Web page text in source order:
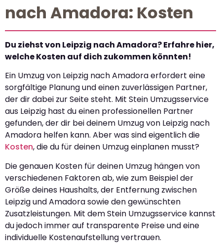
nach Amadora: Kosten
Du ziehst von Leipzig nach Amadora? Erfahre hier,
welche Kosten auf dich zukommen könnten!
Ein Umzug von Leipzig nach Amadora erfordert eine
sorgfältige Planung und einen zuverlässigen Partner,
der dir dabei zur Seite steht. Mit Stein Umzugsservice
aus Leipzig hast du einen professionellen Partner
gefunden, der dir bei deinem Umzug von Leipzig nach
Amadora helfen kann. Aber was sind eigentlich die
Kosten, die du für deinen Umzug einplanen musst?
Die genauen Kosten für deinen Umzug hängen von
verschiedenen Faktoren ab, wie zum Beispiel der
Größe deines Haushalts, der Entfernung zwischen
Leipzig und Amadora sowie den gewünschten
Zusatzleistungen. Mit dem Stein Umzugsservice kannst
du jedoch immer auf transparente Preise und eine
individuelle Kostenaufstellung vertrauen.